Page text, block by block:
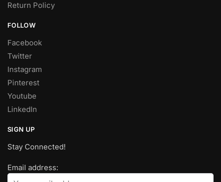
Return Policy
FOLLOW
Facebook
Twitter
Instagram
Pinterest
Youtube
LinkedIn
SIGN UP
Stay Connected!
Email address: